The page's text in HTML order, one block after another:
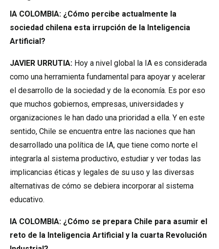
IA COLOMBIA: ¿Cómo percibe actualmente la
sociedad chilena esta irrupción de la Inteligencia
Artificial?
JAVIER URRUTIA: Hoy a nivel global la IA es considerada
como una herramienta fundamental para apoyar y acelerar
el desarrollo de la sociedad y de la economía. Es por eso
que muchos gobiernos, empresas, universidades y
organizaciones le han dado una prioridad a ella. Y en este
sentido, Chile se encuentra entre las naciones que han
desarrollado una política de IA, que tiene como norte el
integrarla al sistema productivo, estudiar y ver todas las
implicancias éticas y legales de su uso y las diversas
alternativas de cómo se debiera incorporar al sistema
educativo.
IA COLOMBIA: ¿Cómo se prepara Chile para asumir el
reto de la Inteligencia Artificial y la cuarta Revolución